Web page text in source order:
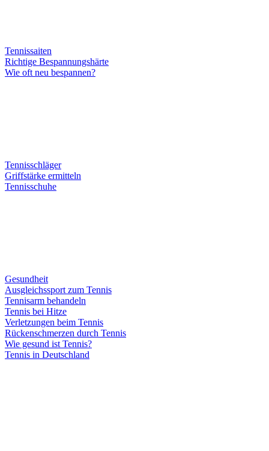
Tennissaiten
Richtige Bespannungshärte
Wie oft neu bespannen?
Tennisschläger
Griffstärke ermitteln
Tennisschuhe
Gesundheit
Ausgleichssport zum Tennis
Tennisarm behandeln
Tennis bei Hitze
Verletzungen beim Tennis
Rückenschmerzen durch Tennis
Wie gesund ist Tennis?
Tennis in Deutschland